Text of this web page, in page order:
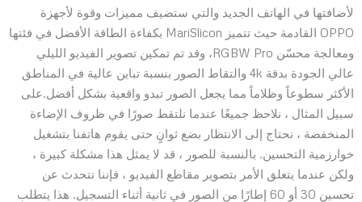
لأضافتها في الهاتف الجديد والتي ستضيف مميزات وقوة لأجهزة
OPPO القادمة حيث تتميز MariSlicon بكفاءة الطاقة الأفضل في فئتها
ومعالجة محسّن RGBW Pro، وقد تم تمكين تصوير الفيديو الليلي
عالي الجودة بدقة 4k والتقاط الصور بنسبة تباين عالية في المناطق
الأكثر سطوعاً وظلاماً مما يجعل الصور تبدو واقعية بشكل أفضل.على
سبيل المثال ، نلاحظ جميعًا عندما نلتقط صورًا في ظروف الإضاءة
المنخفضة ، نحتاج إلى الانتظار بضع ثوانٍ حتى يقوم هاتفنا بتشغيل
خوارزمية التحسين. بالنسبة للصور ، قد لا يمثل هذا مشكلة كبيرة ،
ولكن عندما يتعلق الأمر بتصوير مقاطع الفيديو ، فإننا نتحدث عن
تحسين 30 أو 60 إطارًا من الصور في ثانية أثناء التسجيل. هذا يتطلب